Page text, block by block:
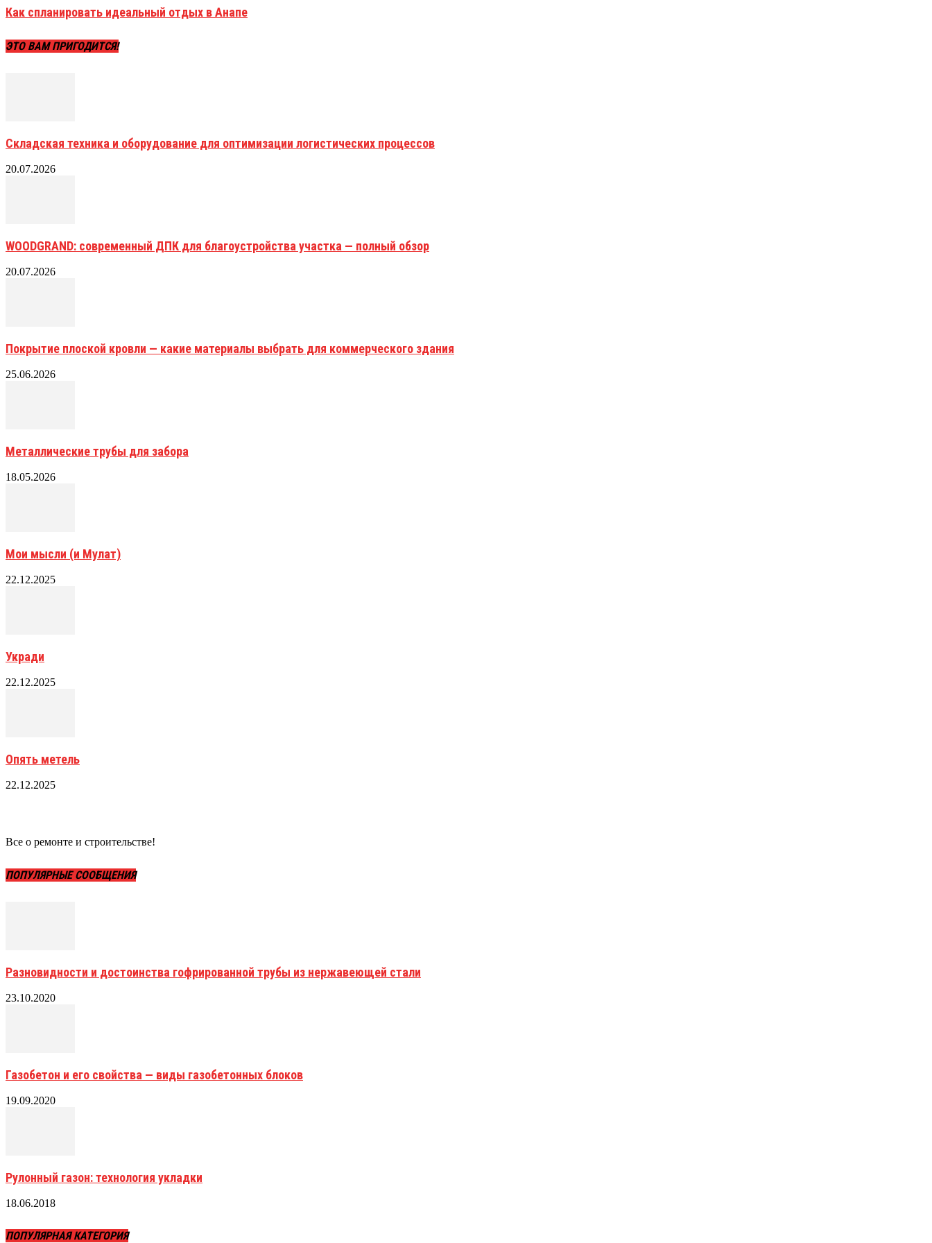
Как спланировать идеальный отдых в Анапе
ЭТО ВАМ ПРИГОДИТСЯ!
Складская техника и оборудование для оптимизации логистических процессов
20.07.2026
WOODGRAND: современный ДПК для благоустройства участка — полный обзор
20.07.2026
Покрытие плоской кровли — какие материалы выбрать для коммерческого здания
25.06.2026
Металлические трубы для забора
18.05.2026
Мои мысли (и Мулат)
22.12.2025
Укради
22.12.2025
Опять метель
22.12.2025
Все о ремонте и строительстве!
ПОПУЛЯРНЫЕ СООБЩЕНИЯ
Разновидности и достоинства гофрированной трубы из нержавеющей стали
23.10.2020
Газобетон и его свойства — виды газобетонных блоков
19.09.2020
Рулонный газон: технология укладки
18.06.2018
ПОПУЛЯРНАЯ КАТЕГОРИЯ